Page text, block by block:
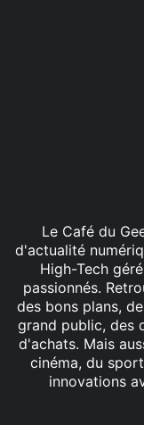
Le Café du
d'actualité
High-Tech
passionnés.
des bons plans,
grand public, des
d'achats. Mais
cinéma, du
innovations